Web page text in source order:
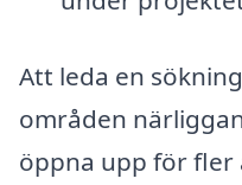
Att leda en
områden
öppna upp för fler